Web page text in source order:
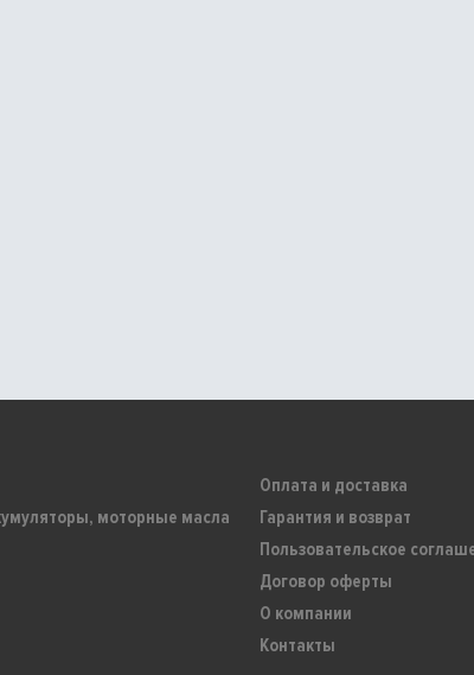
моторные масла
Оплата и доставка
Гарантия и возврат
Пользовательское
Договор оферты
О компании
Контакты